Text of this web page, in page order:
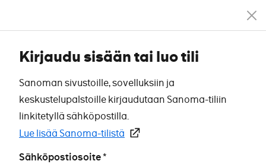
Kirjaudu sisään tai luo tili
Sanoman sivustoille, sovelluksiin ja
keskustelupalstoille kirjaudutaan Sanoma-tiliin
linkitetyllä sähköpostilla.
Lue lisää Sanoma-tilistä
Sähköpostiosoite